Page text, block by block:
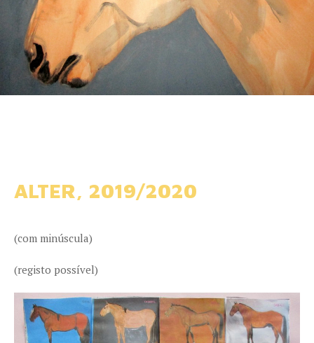
ALTER, 2019/2020
(com minúscula)
(registo possível)